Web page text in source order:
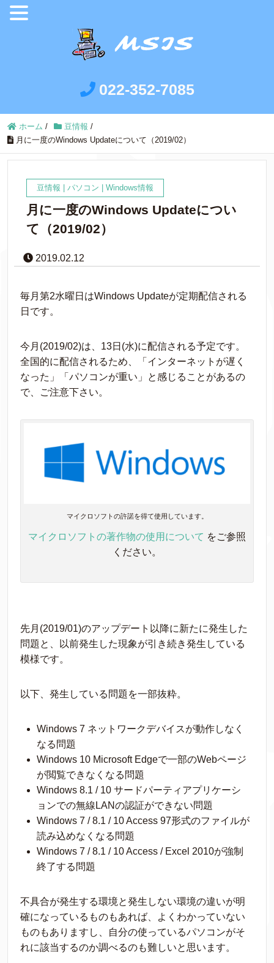
022-352-7085
ホーム / 豆情報 /
月に一度のWindows Updateについて（2019/02）
豆情報 パソコン Windows情報
月に一度のWindows Updateについ
て（2019/02）
2019.02.12
毎月第2水曜日はWindows Updateが定期配信される
日です。
今月(2019/02)は、13日(水)に配信される予定です。
全国的に配信されるため、「インターネットが遅く
なった」「パソコンが重い」と感じることがあるの
で、ご注意下さい。
マイクロソフトの許諾を得て使用しています。
マイクロソフトの著作物の使用について をご参照
ください。
先月(2019/01)のアップデート以降に新たに発生した
問題と、以前発生した現象が引き続き発生している
模様です。
以下、発生している問題を一部抜粋。
Windows 7 ネットワークデバイスが動作しなく
なる問題
Windows 10 Microsoft Edgeで一部のWebページ
が閲覧できなくなる問題
Windows 8.1 / 10 サードパーティアプリケーシ
ョンでの無線LANの認証ができない問題
Windows 7 / 8.1 / 10 Access 97形式のファイルが
読み込めなくなる問題
Windows 7 / 8.1 / 10 Access / Excel 2010が強制
終了する問題
不具合が発生する環境と発生しない環境の違いが明
確になっているものもあれば、よくわかっていない
ものもありますし、自分の使っているパソコンがそ
れに該当するのか調べるのも難しいと思います。